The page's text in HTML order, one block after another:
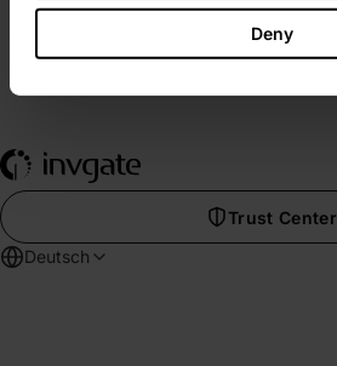
Deny
Trust Center
Deutsch